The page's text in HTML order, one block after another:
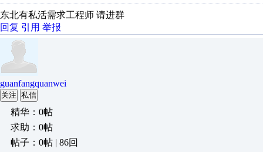
东北有私活需求工程师 请进群
回复 引用 举报
guanfangquanwei
关注 私信
精华：0帖
求助：0帖
帖子：0帖 | 86回